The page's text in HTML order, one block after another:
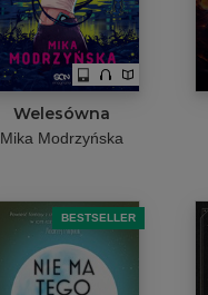
Welesówna
Mika Modrzyńska
BESTSELLER